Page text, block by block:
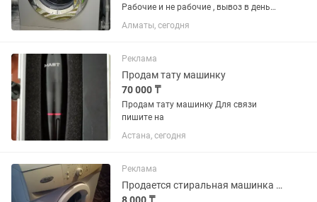
Рабочие и не рабочие , вывоз в день
обращение
Алматы, сегодня
Реклама
Продам тату машинку
70 000 ₸
Продам тату машинку Для связи
пишите на
Астана, сегодня
Реклама
Продается стиральная машинка бу